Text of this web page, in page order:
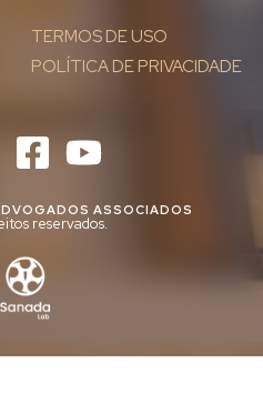
TERMOS DE USO
POLÍTICA DE PRIVACIDADE
ASSOCIADOS
reservados.